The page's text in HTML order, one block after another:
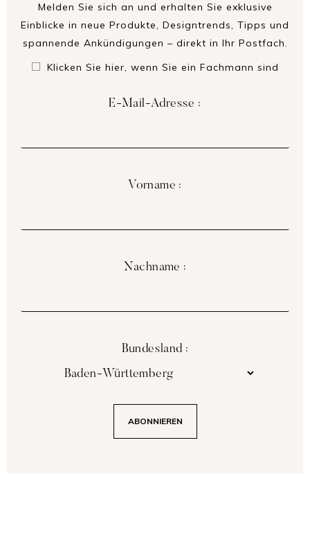
Melden Sie sich an und erhalten Sie exklusive
Einblicke in neue Produkte, Designtrends, Tipps und
spannende Ankündigungen – direkt in Ihr Postfach.
Klicken Sie hier, wenn Sie ein Fachmann sind
E-Mail-Adresse :
Vorname :
Nachname :
Bundesland :